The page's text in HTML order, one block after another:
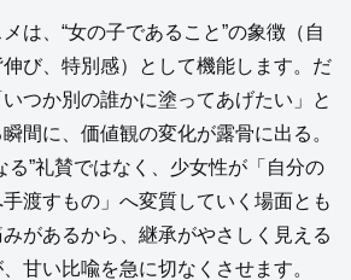
は、“女の子であること”の象徴（自
び、特別感）として機能します。だ
つか別の誰かに塗ってあげたい」と
間に、価値観の変化が露骨に出る。
る”礼賛ではなく、少女性が「自分の
渡すもの」へ変質していく場面とも
があるから、継承がやさしく見える
甘い比喩を急に切なくさせます。